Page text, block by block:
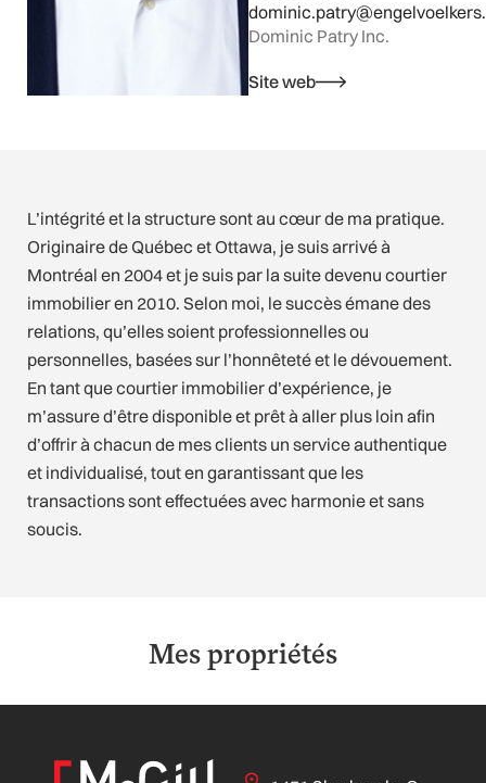
Dominic Patry Inc.
Site web
L’intégrité et la structure sont au cœur de ma pratique.
Originaire de Québec et Ottawa, je suis arrivé à
Montréal en 2004 et je suis par la suite devenu courtier
immobilier en 2010. Selon moi, le succès émane des
relations, qu’elles soient professionnelles ou
personnelles, basées sur l’honnêteté et le dévouement.
En tant que courtier immobilier d’expérience, je
m’assure d’être disponible et prêt à aller plus loin afin
d’offrir à chacun de mes clients un service authentique
et individualisé, tout en garantissant que les
transactions sont effectuées avec harmonie et sans
soucis.
Mes propriétés